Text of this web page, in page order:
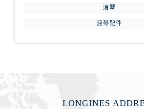
浪琴
浪琴配件
LONGINES